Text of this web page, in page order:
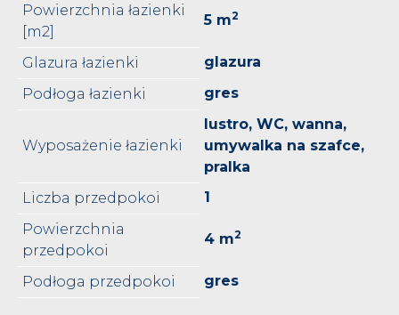
Powierzchnia łazienki
[m2]
5 m2
Glazura łazienki
glazura
Podłoga łazienki
gres
Wyposażenie łazienki
lustro, WC, wanna,
umywalka na szafce,
pralka
Liczba przedpokoi
1
Powierzchnia
przedpokoi
4 m2
Podłoga przedpokoi gres